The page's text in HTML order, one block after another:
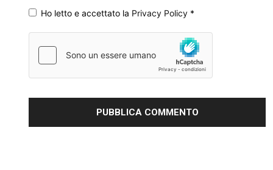
Ho letto e accettato la Privacy Policy *